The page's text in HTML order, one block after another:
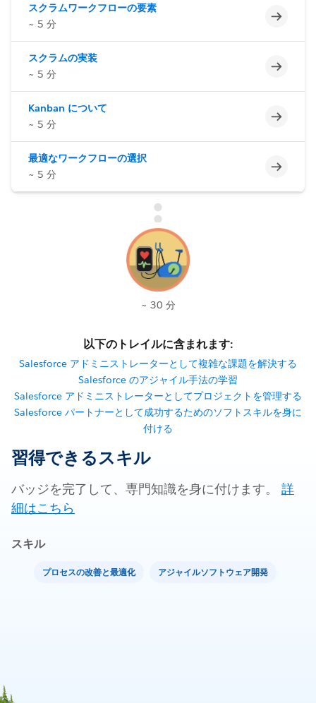
スクラムワークフローの要素
~ 5 分
未完了
スクラムの実装
~ 5 分
未完了
Kanban について
~ 5 分
未完了
最適なワークフローの選択
~ 5 分
未完了
~ 30 分
以下のトレイルに含まれます:
Salesforce アドミニストレーターとして複雑な課題を解決する
Salesforce のアジャイル手法の学習
Salesforce アドミニストレーターとしてプロジェクトを管理する
Salesforce パートナーとして成功するためのソフトスキルを身に
付ける
習得できるスキル
バッジを完了して、専門知識を身に付けます。 詳
細はこちら
スキル
プロセスの改善と最適化 アジャイルソフトウェア開発